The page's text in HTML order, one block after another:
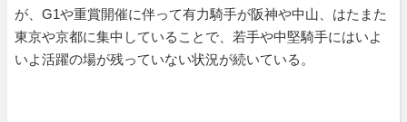
が、G1や重賞開催に伴って有力騎手が阪神や中山、はたまた
東京や京都に集中していることで、若手や中堅騎手にはいよ
いよ活躍の場が残っていない状況が続いている。